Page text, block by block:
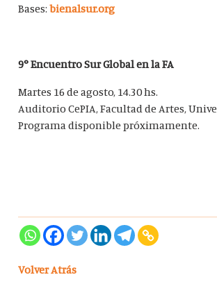
Bases:bienalsur.org
9° Encuentro Sur Global en la FA
Martes 16 de agosto, 14.30 hs.
Auditorio CePIA, Facultad de Artes,
Programa disponible próximamente.
Volver Atrás